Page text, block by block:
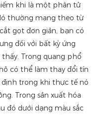
khi là một phân tử
thường mang theo từ
gọt đơn giản, bạn có
đối với bất kỳ ứng
Trong quang phổ
có thể làm thay đổi tín
định trong khi thực tế nó
Trong sản xuất hóa
đó dưới dạng màu sắc